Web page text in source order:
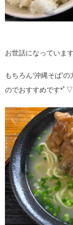
お世話になっています
もちろん‘沖縄そば’
のでおすすめです*ﾟ